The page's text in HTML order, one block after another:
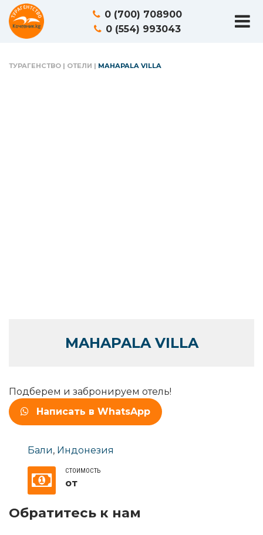
0 (700) 708900
0 (554) 993043
ТУРАГЕНСТВО | ОТЕЛИ | MAHAPALA VILLA
MAHAPALA VILLA
Подберем и забронируем отель!
Написать в WhatsApp
Бали, Индонезия
СТОИМОСТЬ
от
Обратитесь к нам